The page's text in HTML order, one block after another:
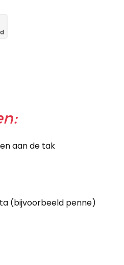
aan de tak
(bijvoorbeeld penne)